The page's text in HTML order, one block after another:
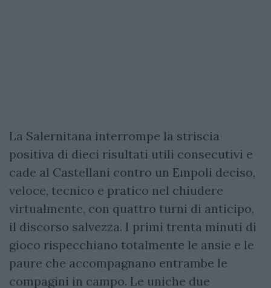
La Salernitana interrompe la striscia
positiva di dieci risultati utili consecutivi e
cade al Castellani contro un Empoli deciso,
veloce, tecnico e pratico nel chiudere
virtualmente, con quattro turni di anticipo,
il discorso salvezza. I primi trenta minuti di
gioco rispecchiano totalmente le ansie e le
paure che accompagnano entrambe le
compagini in campo. Le uniche due